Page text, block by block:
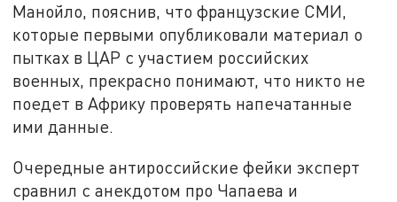
Манойло, пояснив, что французские СМИ,
которые первыми опубликовали материал о
пытках в ЦАР с участием российских
военных, прекрасно понимают, что никто не
поедет в Африку проверять напечатанные
ими данные.
Очередные антироссийские фейки эксперт
сравнил с анекдотом про Чапаева и